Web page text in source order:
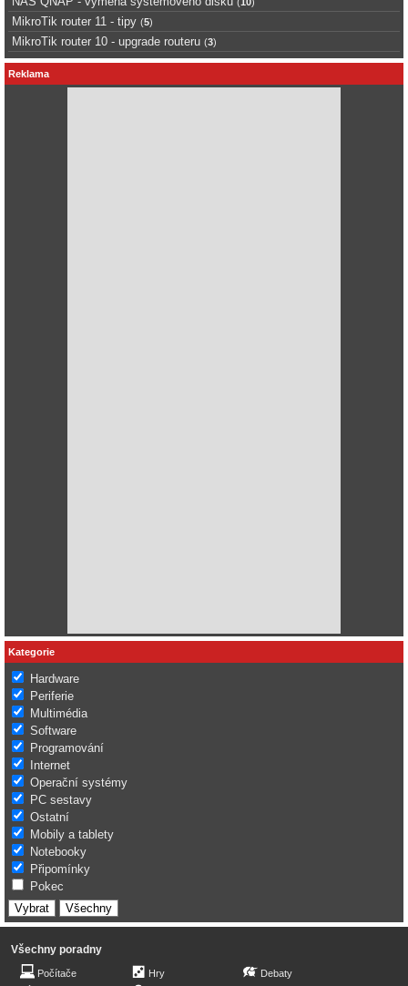
MikroTik router 11 - tipy (5)
MikroTik router 10 - upgrade routeru (3)
Reklama
Kategorie
Hardware
Periferie
Multimédia
Software
Programování
Internet
Operační systémy
PC sestavy
Ostatní
Mobily a tablety
Notebooky
Připomínky
Pokec
Všechny poradny
Počítače Hry Debaty